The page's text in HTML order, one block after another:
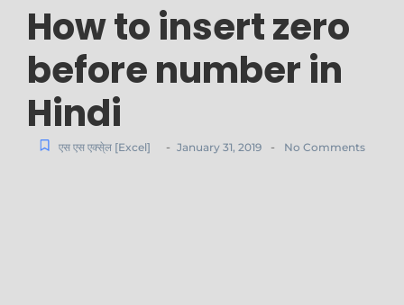
How to insert zero
before number in
Hindi
एस एस एक्से्ल [Excel] - January 31, 2019 - No Comments